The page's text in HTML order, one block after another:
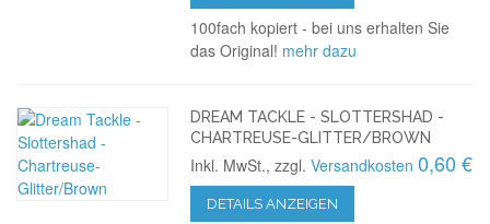
100fach kopiert - bei uns erhalten Sie
das Original! mehr dazu
DREAM TACKLE - SLOTTERSHAD -
CHARTREUSE-GLITTER/BROWN
Inkl. MwSt., zzgl.Versandkosten 0,60 €
DETAILS ANZEIGEN